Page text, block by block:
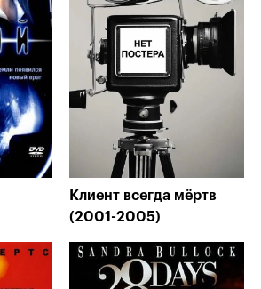
Клиент всегда мёртв
(2001-2005)